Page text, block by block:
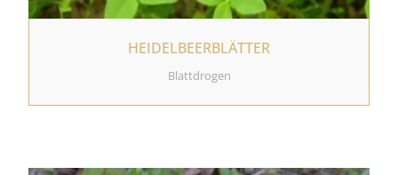
HEIDELBEERBLÄTTER
Blattdrogen